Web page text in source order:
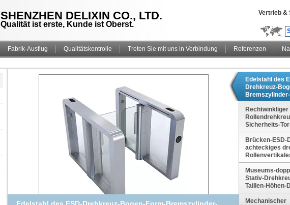
SHENZHEN DELIXIN CO., LTD.
Qualität ist erste, Kunde ist Oberst.
Vertrieb &
Fabrik-Ausflug Qualitätskontrolle Treten Sie mit uns in Verbindung Referenzen
Edelstahl des
Drehkreuz-
304 im Freien
Rechtwinkliger
Sicherheits-
vertikale Art
Brücken-ESD-
achteckiges
Drehkreuz
Museums-
Stativ-
Taillen-Höhen-
mit DC-Motor
Mechanischer